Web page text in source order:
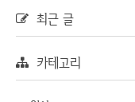
최근 글
카테고리